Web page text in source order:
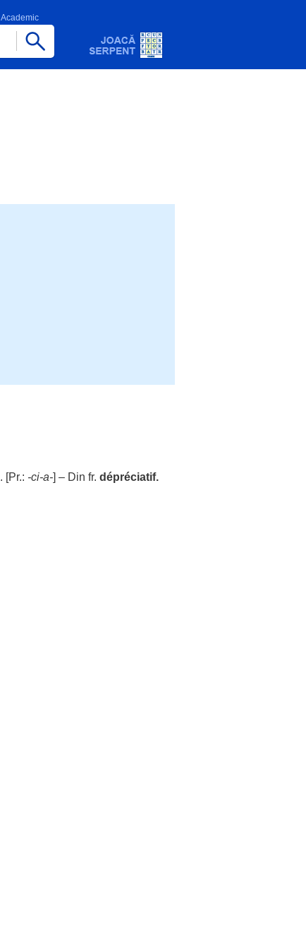
Academic
. [Pr.: -ci-a-] – Din fr. dépréciatif.